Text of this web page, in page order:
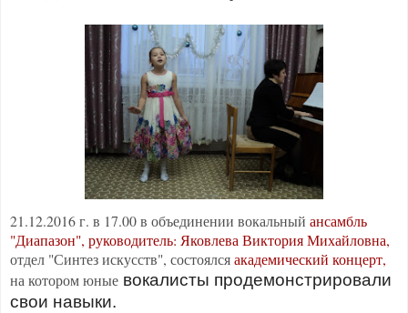
21.12.2016 г. в 17.00 в объединении вокальный ансамбль
"Диапазон", руководитель: Яковлева Виктория Михайловна,
отдел "Синтез искусств", состоялсяакадемический концерт,
на котором юные вокалисты продемонстрировали
свои навыки.